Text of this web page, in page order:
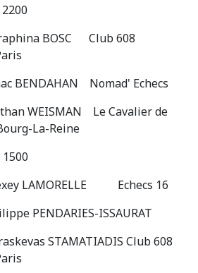
BOSC Club 608
BENDAHAN Nomad' Echecs
WEISMAN Le Cavalier de
La-Reine
LAMORELLE Echecs 16
PENDARIES-ISSAURAT
STAMATIADIS Club 608